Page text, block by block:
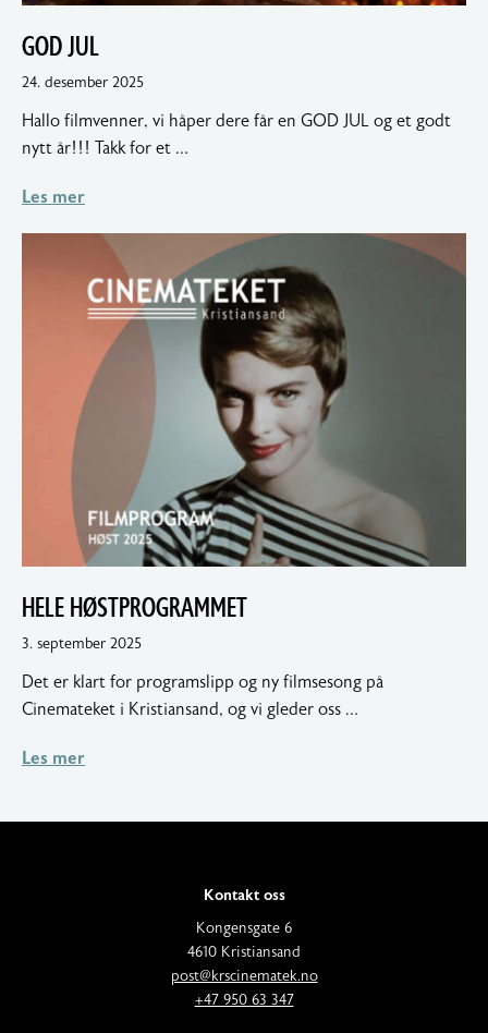
GOD JUL
24. desember 202518.
2026
Hallo filmvenner, vi håper dere får en GOD JUL og et godt
nytt år!!! Takk for et …
Les mer
HELE HØSTPROGRAMMET
3. september 20255.
2025
Det er klart for programslipp og ny filmsesong på
Cinemateket i Kristiansand, og vi gleder oss …
Les mer
Kontakt oss
A
d
d
r
Kongensgate 6
4610 Kristiansand
E
post@krscinematek.no
T
+47 950 63 347